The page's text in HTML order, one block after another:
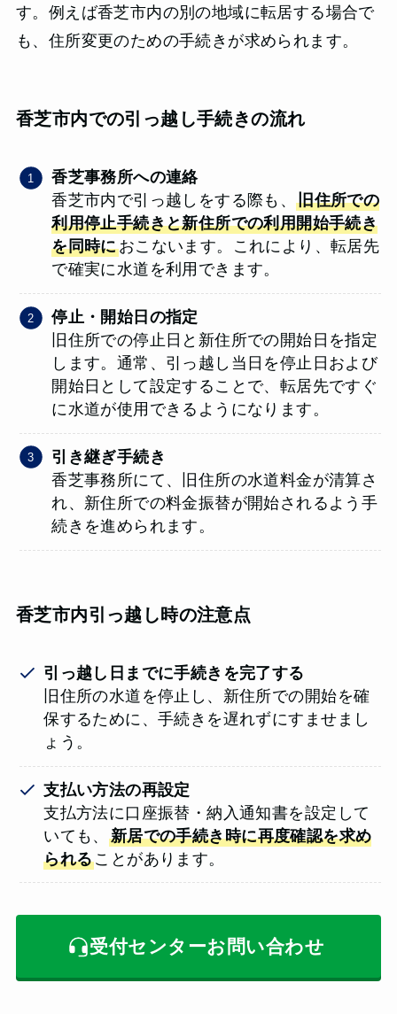
す。例えば香芝市内の別の地域に転居する場合で
も、住所変更のための手続きが求められます。
香芝市内での引っ越し手続きの流れ
香芝事務所への連絡
香芝市内で引っ越しをする際も、旧住所での
利用停止手続きと新住所での利用開始手続き
を同時におこないます。これにより、転居先
で確実に水道を利用できます。
停止・開始日の指定
旧住所での停止日と新住所での開始日を指定
します。通常、引っ越し当日を停止日および
開始日として設定することで、転居先ですぐ
に水道が使用できるようになります。
引き継ぎ手続き
香芝事務所にて、旧住所の水道料金が清算さ
れ、新住所での料金振替が開始されるよう手
続きを進められます。
香芝市内引っ越し時の注意点
引っ越し日までに手続きを完了する
旧住所の水道を停止し、新住所での開始を確
保するために、手続きを遅れずにすませまし
ょう。
支払い方法の再設定
支払方法に口座振替・納入通知書を設定して
いても、 新居での手続き時に再度確認を求め
られることがあります。
受付センターお問い合わせ